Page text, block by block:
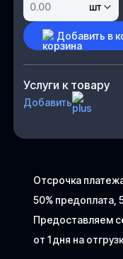
Отсрочка
50% предоплата,
Предоставляем
от 1 дня на
шт
Добавить в
Услуги к товару
Добавить